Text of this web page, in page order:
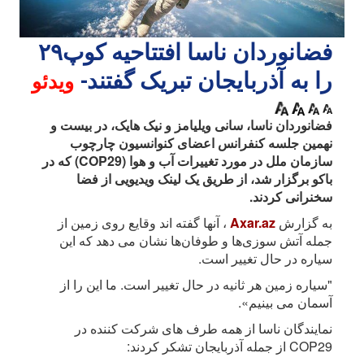
فضانوردان ناسا افتتاحیه کوپ۲۹
را به آذربایجان تبریک گفتند- ویدئو
فضانوردان ناسا، سانی ویلیامز و نیک هایک، در بیست و
نهمین جلسه کنفرانس اعضای کنوانسیون چارچوب
سازمان ملل در مورد تغییرات آب و هوا (COP29) که در
باکو برگزار شد، از طریق یک لینک ویدیویی از فضا
سخنرانی کردند.
به گزارش Axar.az ، آنها گفته اند وقایع روی زمین از
جمله آتش سوزی‌ها و طوفان‌ها نشان می دهد که این
سیاره در حال تغییر است.
"سیاره زمین هر ثانیه در حال تغییر است. ما این را از
آسمان می بینیم».
نمایندگان ناسا از همه طرف های شرکت کننده در
COP29 از جمله آذربایجان تشکر کردند: